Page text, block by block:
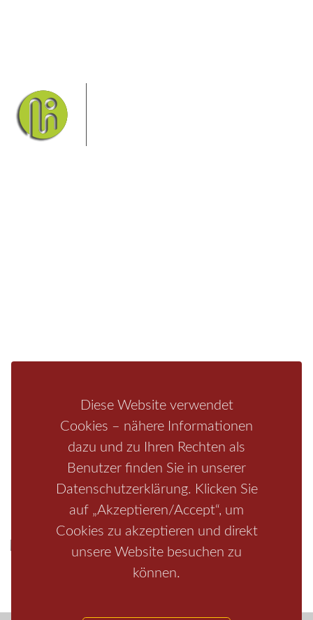
Diese Website verwendet
Cookies – nähere Informationen
dazu und zu Ihren Rechten als
Benutzer finden Sie in unserer
Datenschutzerklärung. Klicken Sie
auf „Akzeptieren/Accept“, um
Cookies zu akzeptieren und direkt
unsere Website besuchen zu
können.
Camping
Malerweg Nationalpark Affensteine Schrammsteine
Bad Schandau Wehlen Rathen Hohnstein
Königstein Kirnitzschtal Wellness Boofen Mediathek